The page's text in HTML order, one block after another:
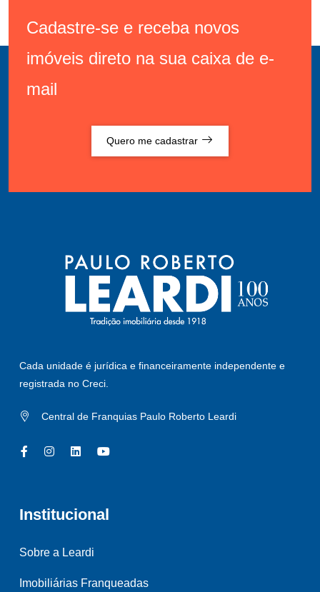
Cadastre-se e receba novos
imóveis direto na sua caixa de e-
mail
Quero me cadastrar
Cada unidade é jurídica e financeiramente independente e
registrada no Creci.
Central de Franquias Paulo Roberto Leardi
Institucional
Sobre a Leardi
Imobiliárias Franqueadas